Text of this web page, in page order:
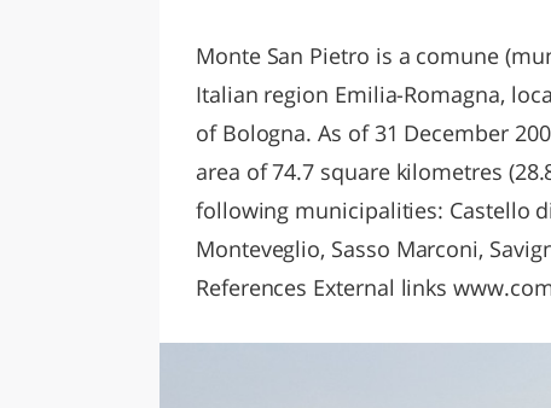
Monte San Pietro is a comune
Italian region Emilia-Romagna,
of Bologna. As of 31 December
area of 74.7 square kilometres
following municipalities: Castello
Monteveglio, Sasso Marconi,
References External links